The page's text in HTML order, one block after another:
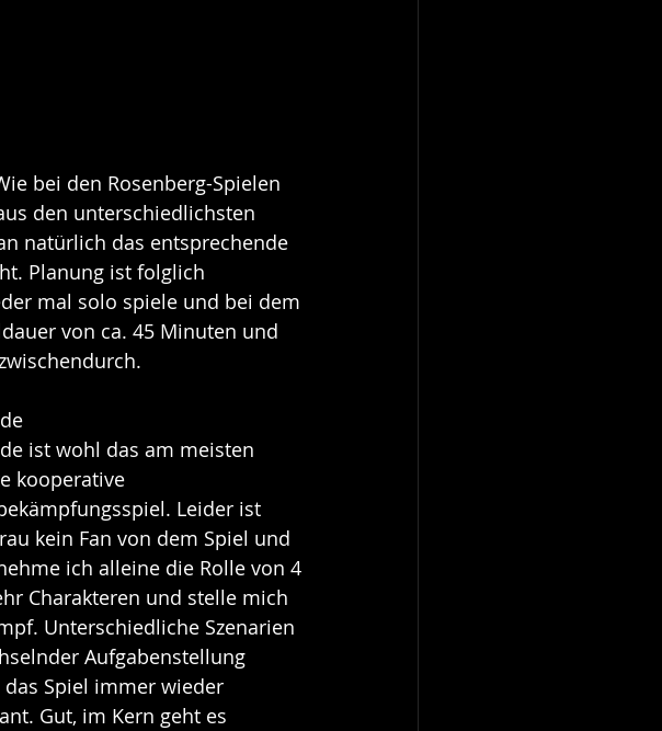
bei den Rosenberg-Spielen
den unterschiedlichsten
natürlich das entsprechende
Planung ist folglich
mal solo spiele und bei dem
von ca. 45 Minuten und
ist wohl das am meisten
kooperative
Leider ist
kein Fan von dem Spiel und
ich alleine die Rolle von 4
Charakteren und stelle mich
Unterschiedliche Szenarien
Aufgabenstellung
das Spiel immer wieder
Gut, im Kern geht es